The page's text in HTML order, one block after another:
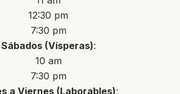
12:30 pm
7:30 pm
Sábados (Vísperas):
10 am
7:30 pm
a Viernes (Laborables):